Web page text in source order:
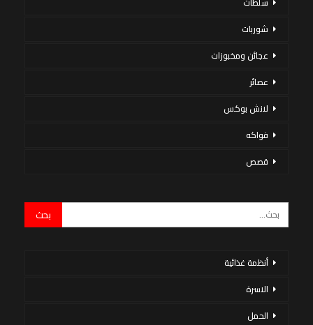
شوربات
عجائن ومخبوزات
عصائر
لانش بوكس
فواكه
قصص
أنظمة غذائية
الاسرة
الحمل